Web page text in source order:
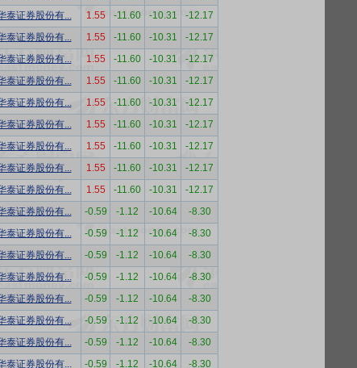
泰证券股份有... 1.55 -11.60 -10.31
-12.17
泰证券股份有... 1.55 -11.60 -10.31
-12.17
泰证券股份有... 1.55 -11.60 -10.31
-12.17
泰证券股份有... 1.55 -11.60 -10.31
-12.17
泰证券股份有... 1.55 -11.60 -10.31
-12.17
泰证券股份有... 1.55 -11.60 -10.31
-12.17
泰证券股份有... 1.55 -11.60 -10.31
-12.17
泰证券股份有... 1.55 -11.60 -10.31
-12.17
泰证券股份有... 1.55 -11.60 -10.31
-12.17
泰证券股份有... -0.59 -1.12 -10.64
-8.30
泰证券股份有... -0.59 -1.12 -10.64
-8.30
泰证券股份有... -0.59 -1.12 -10.64
-8.30
泰证券股份有... -0.59 -1.12 -10.64
-8.30
泰证券股份有... -0.59 -1.12 -10.64
-8.30
泰证券股份有... -0.59 -1.12 -10.64
-8.30
泰证券股份有... -0.59 -1.12 -10.64
-8.30
泰证券股份有... -0.59 -1.12 -10.64
-8.30